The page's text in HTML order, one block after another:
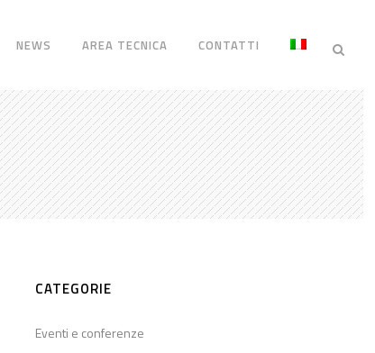
NEWS AREA TECNICA CONTATTI
CATEGORIE
Eventi e conferenze